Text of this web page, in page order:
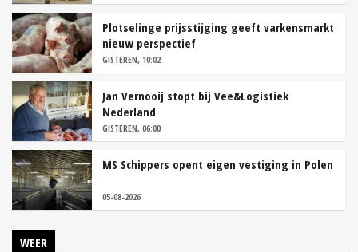
Plotselinge prijsstijging geeft varkensmarkt
nieuw perspectief
GISTEREN, 10:02
Jan Vernooij stopt bij Vee&Logistiek
Nederland
GISTEREN, 06:00
MS Schippers opent eigen vestiging in Polen
05-08-2026
WEER